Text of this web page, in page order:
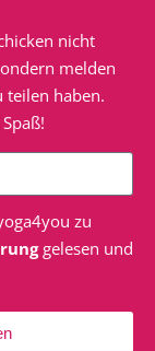
nicht
melden
teilen haben.
zu
gelesen und